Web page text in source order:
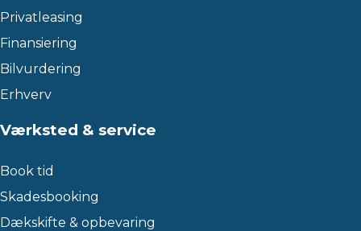
Privatleasing
Finansiering
Bilvurdering
Erhverv
Værksted & service
Book tid
Skadesbooking
Dækskifte & opbevaring